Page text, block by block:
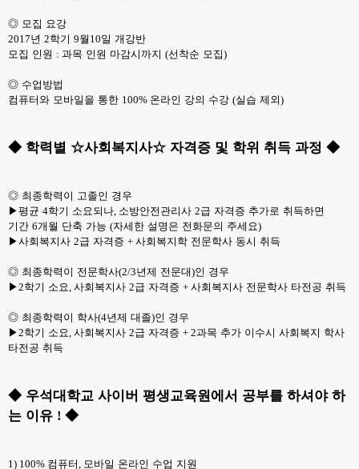
◎ 모집 요강
2017년 2학기 9월 10일 개강반
모집 인원 : 과목 인원 마감시까지 (선착순 모집)
◎ 수업방법
컴퓨터와 모바일을 통한 100% 온라인 강의 수강 (실습 제외)
◆ 학력별 ☆사회복지사☆ 자격증 및 학위 취득 과정 ◆
◎ 최종학력이 고졸인 경우
▶평균 4학기 소요되나, 소방안전관리사 2급 자격증 추가로 취득하면
기간 6개월 단축 가능 (자세한 설명은 전화문의 주세요)
▶사회복지사 2급 자격증 + 사회복지학 전문학사 동시 취득
◎ 최종학력이 전문학사(2/3년제 전문대)인 경우
▶2학기 소요, 사회복지사 2급 자격증 + 사회복지사 전문학사 타전공 취득
◎ 최종학력이 학사(4년제 대졸)인 경우
▶2학기 소요, 사회복지사 2급 자격증 + 2과목 추가 이수시 사회복지 학사
타전공 취득
◆ 우석대학교 사이버 평생교육원에서 공부를 하셔야 하
는 이유 ! ◆
1) 100% 컴퓨터, 모바일 온라인 수업 지원